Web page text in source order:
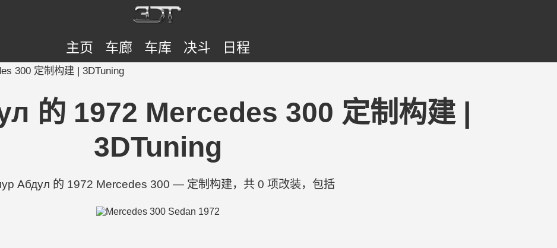
主页 车廊 车库 决斗 日程
300 定制构建 | 3DTuning
的 1972 Mercedes 300 定制构建 |
3DTuning
Абдул 的 1972 Mercedes 300 — 定制构建，共 0 项改装，包括